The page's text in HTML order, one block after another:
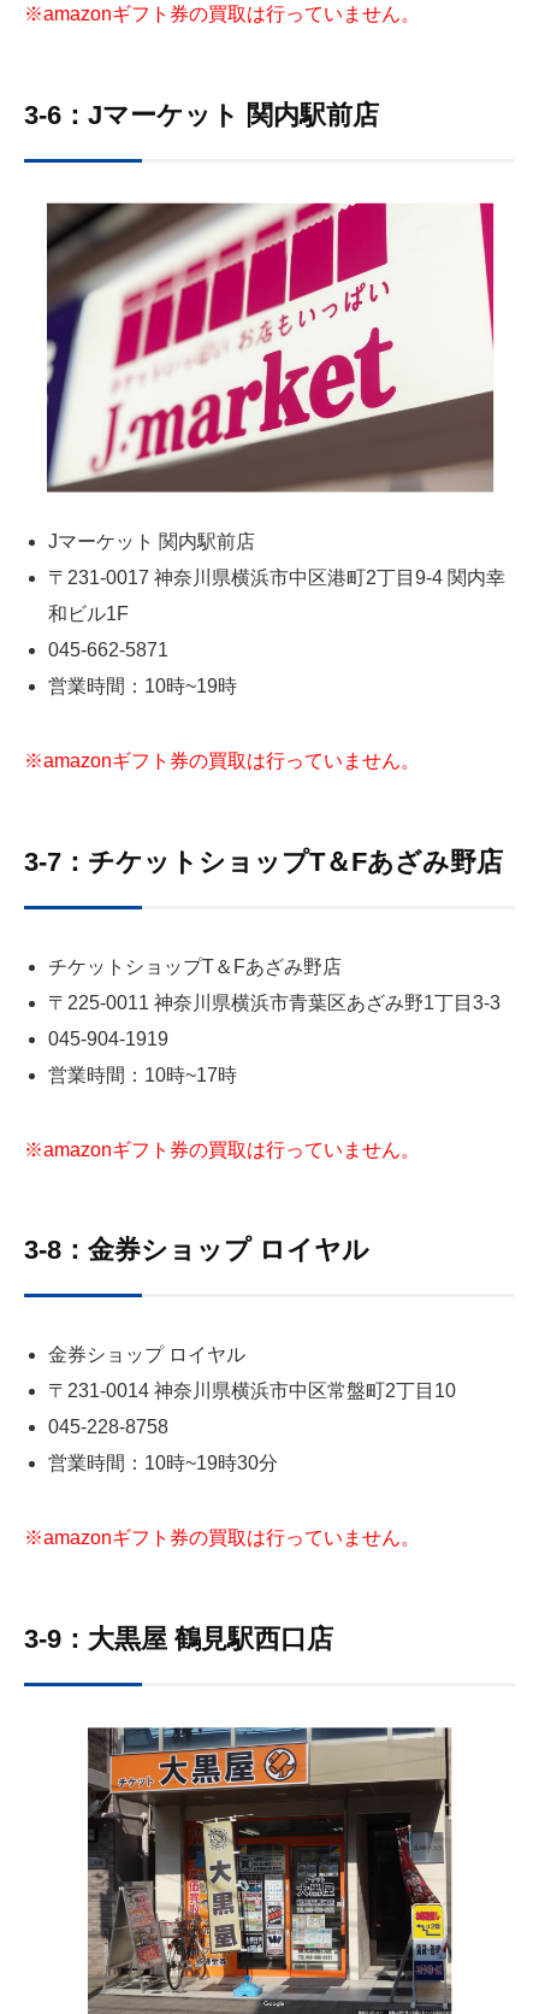
※amazonギフト券の買取は行っていません。
3-6：Jマーケット 関内駅前店
Jマーケット 関内駅前店
〒231-0017 神奈川県横浜市中区港町2丁目9‐4 関内幸
和ビル1F
045-662-5871
営業時間：10時~19時
※amazonギフト券の買取は行っていません。
3-7：チケットショップT＆Fあざみ野店
チケットショップT＆Fあざみ野店
〒225-0011 神奈川県横浜市青葉区あざみ野1丁目3‐3
045-904-1919
営業時間：10時~17時
※amazonギフト券の買取は行っていません。
3-8：金券ショップ ロイヤル
金券ショップ ロイヤル
〒231-0014 神奈川県横浜市中区常盤町2丁目10
045-228-8758
営業時間：10時~19時30分
※amazonギフト券の買取は行っていません。
3-9：大黒屋 鶴見駅西口店